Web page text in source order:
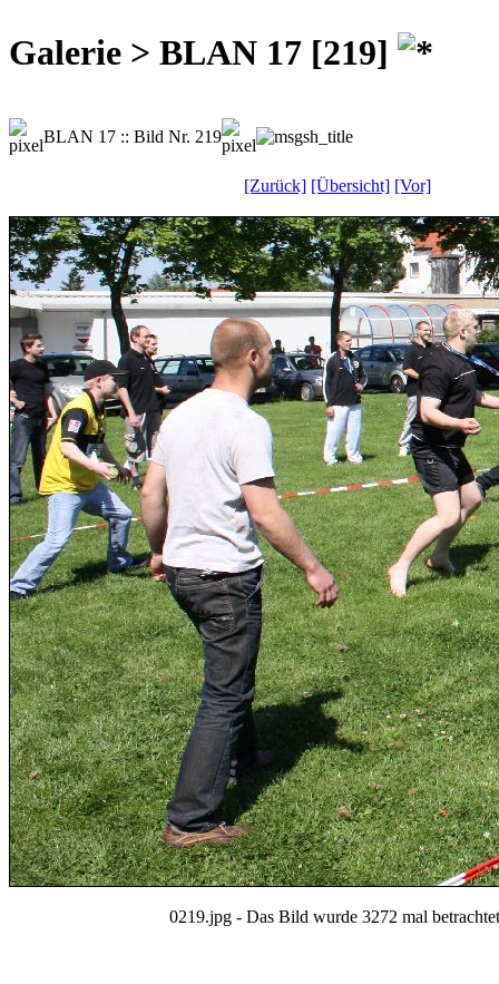
Galerie > BLAN 17 [219]
BLAN 17 :: Bild Nr. 219
[Zurück] [Übersicht] [Vor]
0219.jpg - Das Bild wurde 3272 mal betrachtet